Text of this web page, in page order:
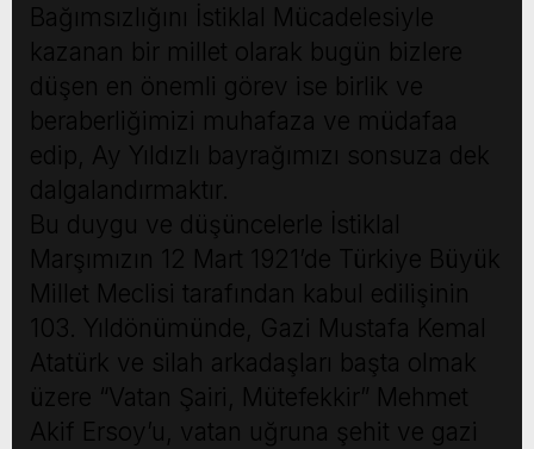
Bağımsızlığını İstiklal Mücadelesiyle
kazanan bir millet olarak bugün bizlere
düşen en önemli görev ise birlik ve
beraberliğimizi muhafaza ve müdafaa
edip, Ay Yıldızlı bayrağımızı sonsuza dek
dalgalandırmaktır.
Bu duygu ve düşüncelerle İstiklal
Marşımızın 12 Mart 1921’de Türkiye Büyük
Millet Meclisi tarafından kabul edilişinin
103. Yıldönümünde, Gazi Mustafa Kemal
Atatürk ve silah arkadaşları başta olmak
üzere “Vatan Şairi, Mütefekkir” Mehmet
Akif Ersoy’u, vatan uğruna şehit ve gazi